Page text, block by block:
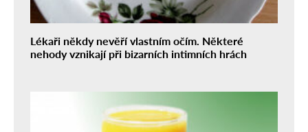
Lékaři někdy nevěří vlastním očím. Některé
nehody vznikají při bizarních intimních hrách